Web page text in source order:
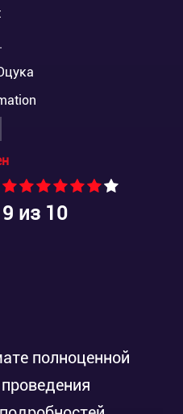
9 из 10
полноценной